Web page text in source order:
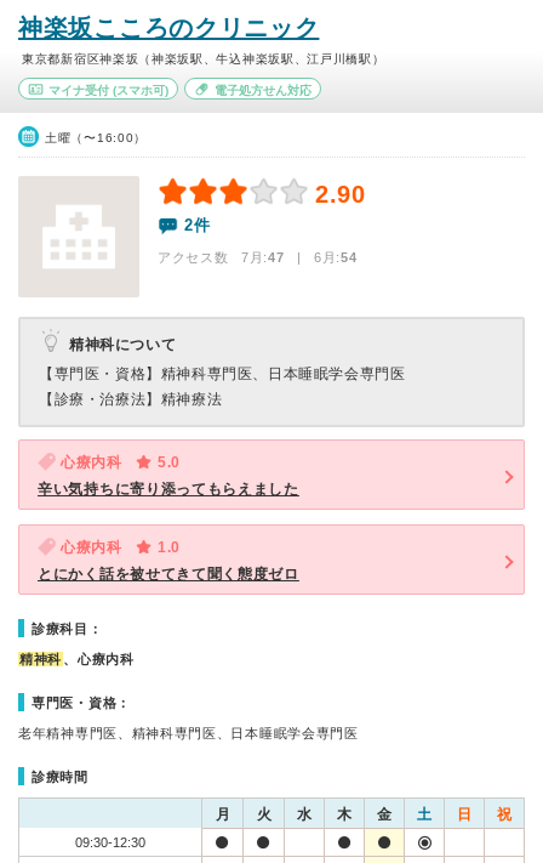
神楽坂こころのクリニック
東京都新宿区神楽坂（神楽坂駅、牛込神楽坂駅、江戸川橋駅）
マイナ受付 (スマホ可) 電子処方せん対応
土曜（〜16:00）
2.90
2件
アクセス数 7月:47 | 6月:54
精神科について
【専門医・資格】 精神科専門医、日本睡眠学会専門医
【診療・治療法】 精神療法
心療内科
5.0
辛い気持ちに寄り添ってもらえました
心療内科
1.0
とにかく話を被せてきて聞く態度ゼロ
診療科目：
精神科 、心療内科
専門医・資格：
老年精神専門医、精神科専門医、日本睡眠学会専門医
診療時間
月 火 水 木 金 土 日 祝
09:30-12:30